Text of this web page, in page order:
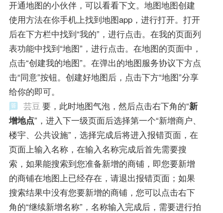
开通地图的小伙伴，可以看看下文。地图地图创建
使用方法在你手机上找到地图app，进行打开。打开
后在下方栏中找到“我的”，进行点击。在我的页面列
表功能中找到“地图”，进行点击。在地图的页面中，
点击“创建我的地图”。在弹出的地图服务协议下方点
击“同意”按钮。创建好地图后，点击下方“地图”分享
给你的即可。
芸豆 要，此时地图气泡，然后点击右下角的“新
增地点”，进入下一级页面后选择第一个“新增商户、
楼宇、公共设施”，选择完成后将进入报错页面，在
页面上输入名称，在输入名称完成后首先需要搜
索，如果能搜索到您准备新增的商铺，即您要新增
的商铺在地图上已经存在，请退出报错页面；如果
搜索结果中没有您要新增的商铺，您可以点击右下
角的“继续新增名称”，名称输入完成后，需要进行拍